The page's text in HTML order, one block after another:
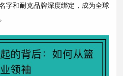
字和耐克品牌深度绑定，成为全球